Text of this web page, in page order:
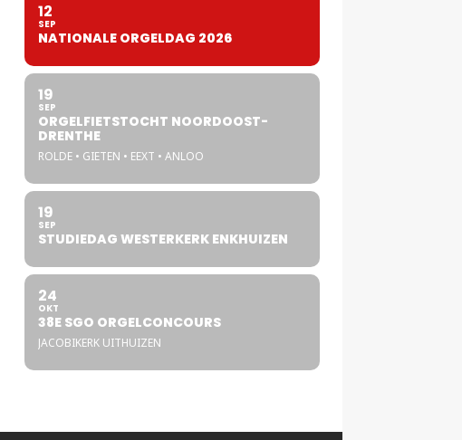
12
SEP
NATIONALE ORGELDAG 2026
19
SEP
ORGELFIETSTOCHT NOORDOOST-
DRENTHE
ROLDE • GIETEN • EEXT • ANLOO
19
SEP
STUDIEDAG WESTERKERK ENKHUIZEN
24
OKT
38E SGO ORGELCONCOURS
JACOBIKERK UITHUIZEN